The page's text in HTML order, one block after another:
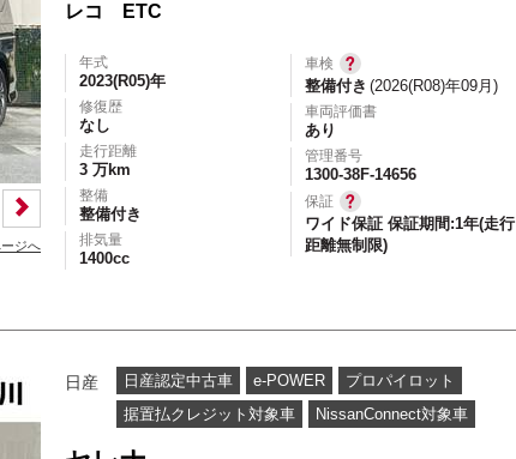
ジへ
レコ ETC
年式
2023(R05)年
修復歴
なし
走行距離
3 万km
整備
整備付き
排気量
1400cc
車検
整備付き (2026(R08)年09月)
車両評価書
あり
管理番号
1300-38F-14656
保証
ワイド保証 保証期間:1年(走行
距離無制限)
日産 日産認定中古車 e-POWER
プロパイロット
据置払クレジット対象車
NissanConnect対象車